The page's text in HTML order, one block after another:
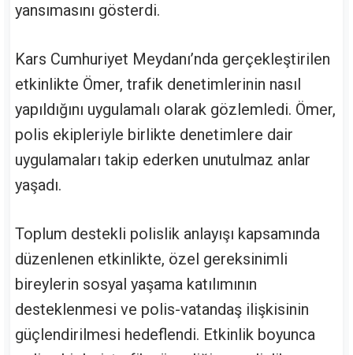
yansımasını gösterdi.
Kars Cumhuriyet Meydanı’nda gerçekleştirilen
etkinlikte Ömer, trafik denetimlerinin nasıl
yapıldığını uygulamalı olarak gözlemledi. Ömer,
polis ekipleriyle birlikte denetimlere dair
uygulamaları takip ederken unutulmaz anlar
yaşadı.
Toplum destekli polislik anlayışı kapsamında
düzenlenen etkinlikte, özel gereksinimli
bireylerin sosyal yaşama katılımının
desteklenmesi ve polis-vatandaş ilişkisinin
güçlendirilmesi hedeflendi. Etkinlik boyunca